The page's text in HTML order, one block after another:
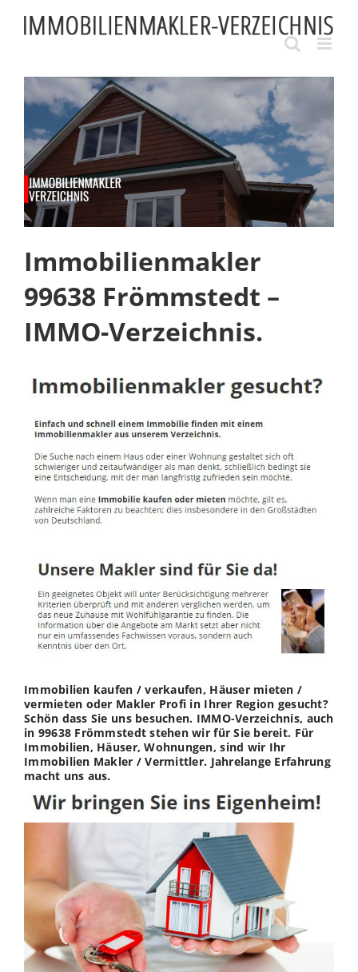
content
Immobilienmakler
99638 Frömmstedt –
IMMO-Verzeichnis.
Immobilien kaufen / verkaufen, Häuser mieten /
vermieten oder Makler Profi in Ihrer Region gesucht?
Schön dass Sie uns besuchen. IMMO-Verzeichnis, auch
in 99638 Frömmstedt stehen wir für Sie bereit. Für
Immobilien, Häuser, Wohnungen, sind wir Ihr
Immobilien Makler / Vermittler. Jahrelange Erfahrung
macht uns aus.